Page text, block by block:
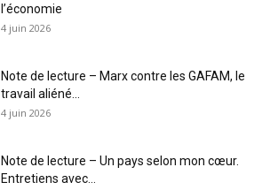
l’économie
4 juin 2026
Note de lecture – Marx contre les GAFAM, le
travail aliéné...
4 juin 2026
Note de lecture – Un pays selon mon cœur.
Entretiens avec...